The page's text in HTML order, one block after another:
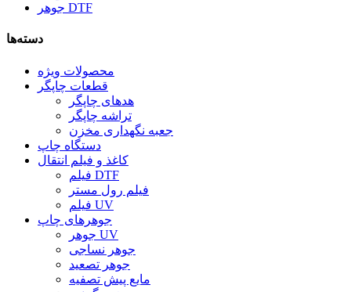
جوهر DTF
دسته‌ها
محصولات ویژه
قطعات چاپگر
هدهای چاپگر
تراشه چاپگر
جعبه نگهداری مخزن
دستگاه چاپ
کاغذ و فیلم انتقال
فیلم DTF
فیلم رول مستر
فیلم UV
جوهرهای چاپ
جوهر UV
جوهر نساجی
جوهر تصعید
مایع پیش تصفیه